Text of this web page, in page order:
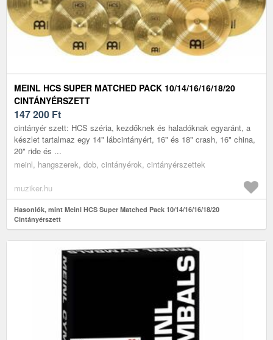
MEINL HCS SUPER MATCHED PACK 10/14/16/16/18/20
CINTÁNYÉRSZETT
147 200 Ft
cintányér szett: HCS széria, kezdőknek és haladóknak egyaránt, a
készlet tartalmaz egy 14" lábcintányért, 16" és 18" crash, 16" china,
20" ride és ...
meinl, hangszerek, dob, cintányérok, cintányérszettek
muziker.hu
Hasonlók, mint Meinl HCS Super Matched Pack 10/14/16/16/18/20
Cintányérszett